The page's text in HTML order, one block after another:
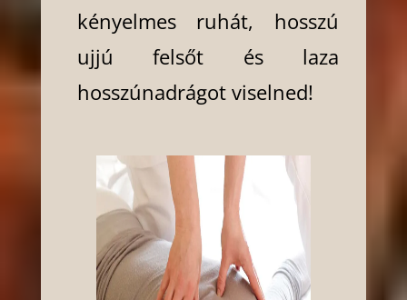
kényelmes ruhát, hosszú
ujjú felsőt és laza
hosszúnadrágot viselned!